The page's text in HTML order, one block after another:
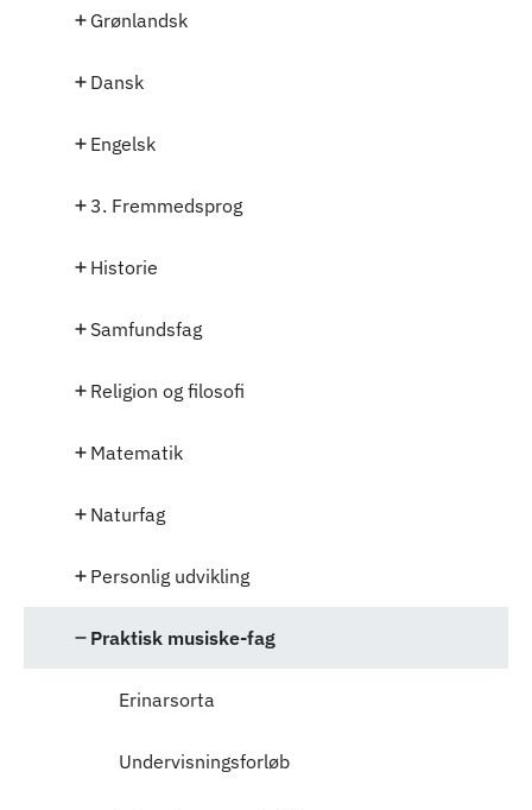
Grønlandsk
Dansk
Engelsk
3. Fremmedsprog
Historie
Samfundsfag
Religion og filosofi
Matematik
Naturfag
Personlig udvikling
Praktisk musiske-fag
Erinarsorta
Undervisningsforløb